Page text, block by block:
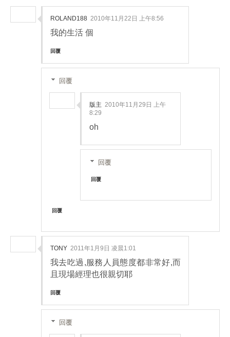
ROLAND188 2010年11月22日 上午8:56
我的生活 個
回覆
回覆
版主 2010年11月29日 上午
8:29
oh
回覆
回覆
回覆
TONY 2011年1月9日 凌晨1:01
我去吃過,服務人員態度都非常好,而
且現場經理也很親切耶
回覆
回覆